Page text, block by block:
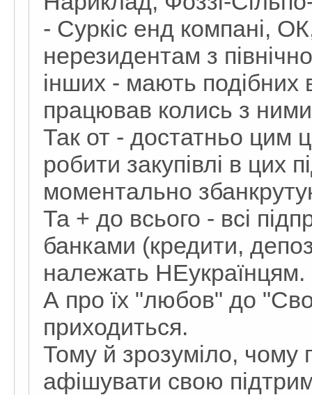
- Суркіс енд компані,
нерезидентам з
інших - мають подібних
працював колись з
Так от - достатньо цим
робити закупівлі в цих
моментально
Та + до всього - всі
банками (кредити,
належать НЕукраїнцям.
А про їх "любов" до
приходиться.
Тому й зрозуміло, чому
афішувати свою